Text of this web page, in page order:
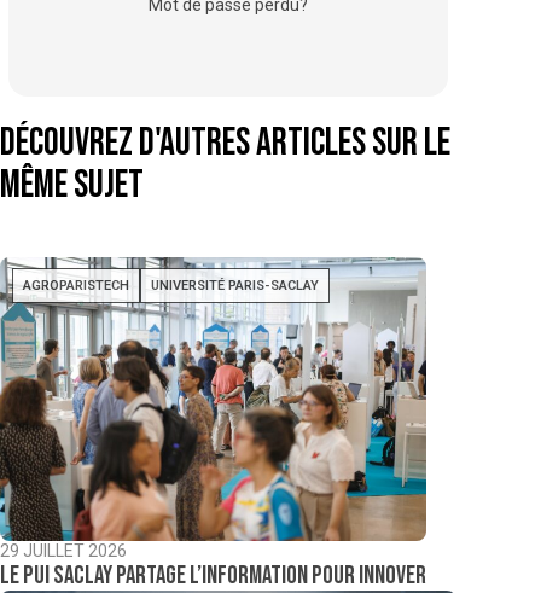
Mot de passe perdu?
Découvrez d'autres articles sur le
même sujet
AGROPARISTECH UNIVERSITÉ PARIS-SACLAY
29 JUILLET 2026
Le PUI Saclay partage l’information pour innover